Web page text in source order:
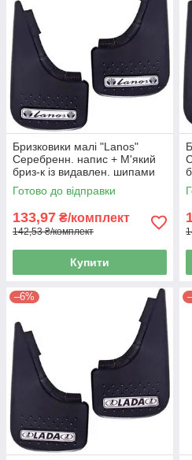
Бризковики малі "Lanos"
Серебренн. напис + М'який
бриз-к із видавлен. шипами
"Елегант"(2шт)
Готово до відправки
133,97 ₴/комплект
142,53 ₴/комплект
Купити
–6%